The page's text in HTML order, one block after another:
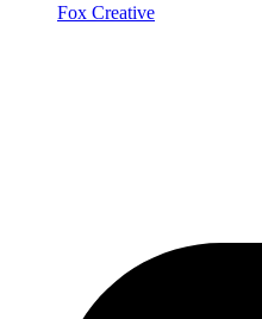
Fox Creative